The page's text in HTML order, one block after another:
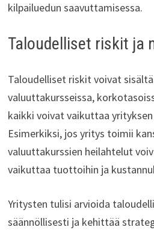
kilpailuedun saavuttamisessa.
Taloudelliset riskit ja
Taloudelliset riskit voivat
valuuttakursseissa,
kaikki voivat vaikuttaa
Esimerkiksi, jos yritys toimii
valuuttakurssien heilahtelut
vaikuttaa tuottoihin ja
Yritysten tulisi arvioida
säännöllisesti ja kehittää